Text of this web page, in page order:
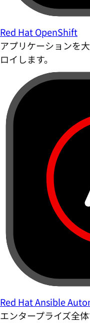
Red Hat OpenShift
アプリケーションを
ロイします。
Red Hat Ansible
エンタープライズ全